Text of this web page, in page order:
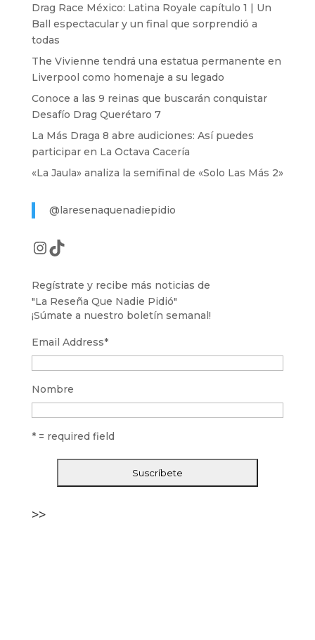
Drag Race México: Latina Royale capítulo 1 | Un
Ball espectacular y un final que sorprendió a
todas
The Vivienne tendrá una estatua permanente en
Liverpool como homenaje a su legado
Conoce a las 9 reinas que buscarán conquistar
Desafío Drag Querétaro 7
La Más Draga 8 abre audiciones: Así puedes
participar en La Octava Cacería
«La Jaula» analiza la semifinal de «Solo Las Más 2»
@laresenaquenadiepidio
Instagram
TikTok
Regístrate y recibe más noticias de
"La Reseña Que Nadie Pidió"
¡Súmate a nuestro boletín semanal!
Email Address*
Nombre
* = required field
>>